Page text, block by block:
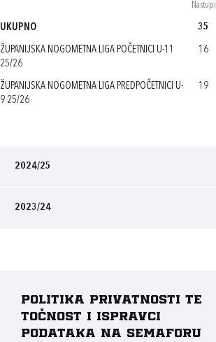
Nastupi
UKUPNO 35
ŽUPANIJSKA NOGOMETNA LIGA POČETNICI U-11
25/26
16
ŽUPANIJSKA NOGOMETNA LIGA PREDPOČETNICI U-
9 25/26
19
2024/25
2023/24
Politika privatnosti te
točnost i ispravci
podataka na Semaforu